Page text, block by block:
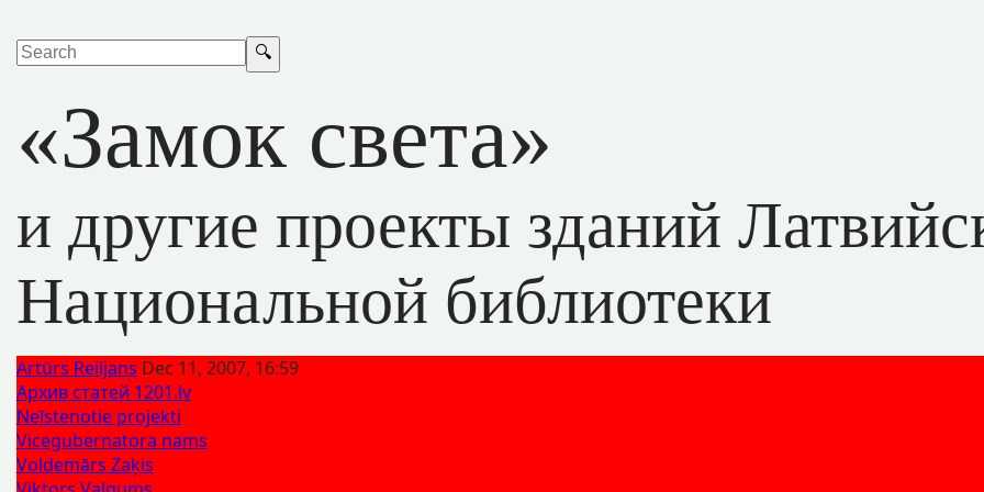
«Замок света»
и другие проекты зданий
Национальной библиотеки
Artūrs Reiljans Dec 11, 2007, 16:59
Архив статей 1201.lv
Neīstenotie projekti
Vicegubernatora nams
Voldemārs Zaķis